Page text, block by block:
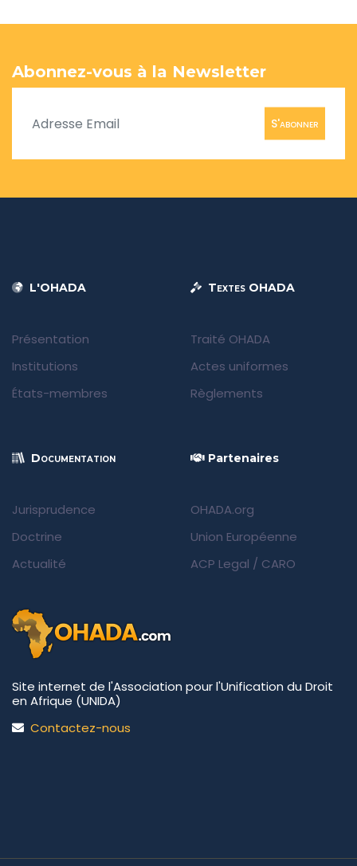
Abonnez-vous à la Newsletter
S'abonner
L'OHADA
Présentation
Institutions
États-membres
Textes OHADA
Traité OHADA
Actes uniformes
Règlements
Documentation
Jurisprudence
Doctrine
Actualité
Partenaires
OHADA.org
Union Européenne
ACP Legal / CARO
Site internet de l'Association pour l'Unification du Droit
en Afrique (UNIDA)
Contactez-nous